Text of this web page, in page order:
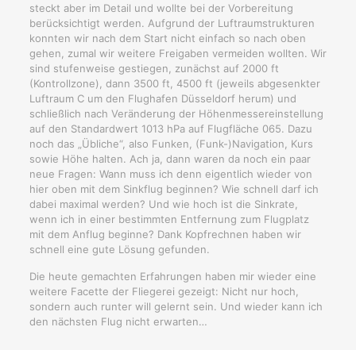
steckt aber im Detail und wollte bei der Vorbereitung
berücksichtigt werden. Aufgrund der Luftraumstrukturen
konnten wir nach dem Start nicht einfach so nach oben
gehen, zumal wir weitere Freigaben vermeiden wollten. Wir
sind stufenweise gestiegen, zunächst auf 2000 ft
(Kontrollzone), dann 3500 ft, 4500 ft (jeweils abgesenkter
Luftraum C um den Flughafen Düsseldorf herum) und
schließlich nach Veränderung der Höhenmessereinstellung
auf den Standardwert 1013 hPa auf Flugfläche 065. Dazu
noch das „Übliche“, also Funken, (Funk-)Navigation, Kurs
sowie Höhe halten. Ach ja, dann waren da noch ein paar
neue Fragen: Wann muss ich denn eigentlich wieder von
hier oben mit dem Sinkflug beginnen? Wie schnell darf ich
dabei maximal werden? Und wie hoch ist die Sinkrate,
wenn ich in einer bestimmten Entfernung zum Flugplatz
mit dem Anflug beginne? Dank Kopfrechnen haben wir
schnell eine gute Lösung gefunden.
Die heute gemachten Erfahrungen haben mir wieder eine
weitere Facette der Fliegerei gezeigt: Nicht nur hoch,
sondern auch runter will gelernt sein. Und wieder kann ich
den nächsten Flug nicht erwarten…